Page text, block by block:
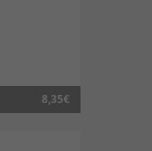
8,35€